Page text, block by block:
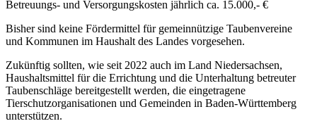
Betreuungs- und Versorgungskosten jährlich ca. 15.000,- €
Bisher sind keine Fördermittel für gemeinnützige Taubenvereine
und Kommunen im Haushalt des Landes vorgesehen.
Zukünftig sollten, wie seit 2022 auch im Land Niedersachsen,
Haushaltsmittel für die Errichtung und die Unterhaltung betreuter
Taubenschläge bereitgestellt werden, die eingetragene
Tierschutzorganisationen und Gemeinden in Baden-Württemberg
unterstützen.